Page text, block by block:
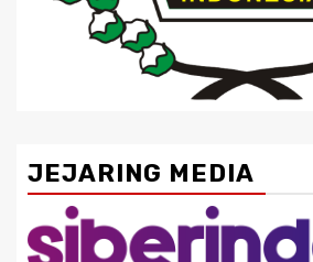
JEJARING MEDIA